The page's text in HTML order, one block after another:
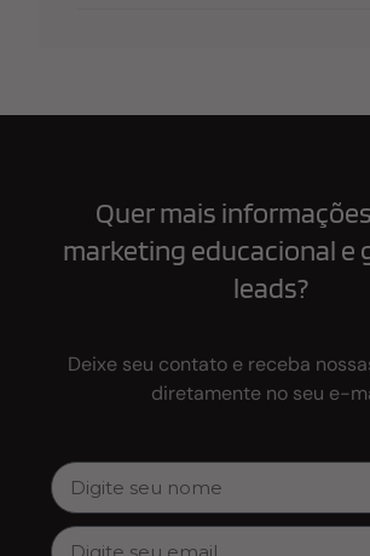
Quer mais
marketing educacional e
leads?
Deixe seu contato e receba
diretamente no seu e-